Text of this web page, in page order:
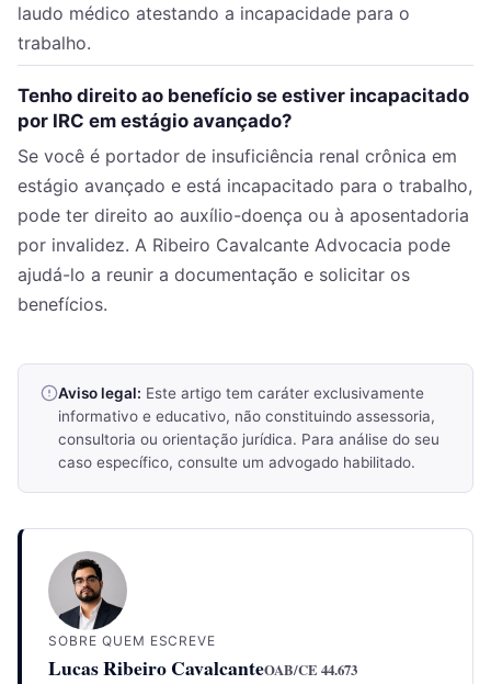
laudo médico atestando a incapacidade para o
trabalho.
Tenho direito ao benefício se estiver incapacitado
por IRC em estágio avançado?
Se você é portador de insuficiência renal crônica em
estágio avançado e está incapacitado para o trabalho,
pode ter direito ao auxílio-doença ou à aposentadoria
por invalidez. A Ribeiro Cavalcante Advocacia pode
ajudá-lo a reunir a documentação e solicitar os
benefícios.
Aviso legal: Este artigo tem caráter exclusivamente
informativo e educativo, não constituindo assessoria,
consultoria ou orientação jurídica. Para análise do seu
caso específico, consulte um advogado habilitado.
SOBRE QUEM ESCREVE
Lucas Ribeiro CavalcanteOAB/CE 44.673